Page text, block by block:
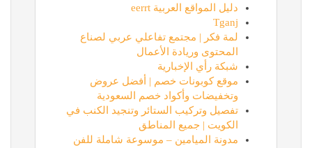
دليل المواقع العربية eerrt
Tganj
لمة فكر | مجتمع تفاعلي عربي لصناع
المحتوى وريادة الأعمال
شبكة رأي الإخبارية
موقع كوبونات خصم | أفضل عروض
وتخفيضات وأكواد خصم السعودية
تفصيل وتركيب الستائر وتنجيد الكنب في
الكويت | جميع المناطق
مدونة الميامين – موسوعة شاملة للفن